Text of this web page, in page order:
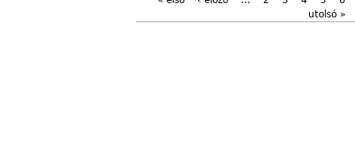
utolsó »